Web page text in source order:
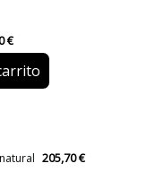
de Envío
Potencia en Vatios
€
205,70 €